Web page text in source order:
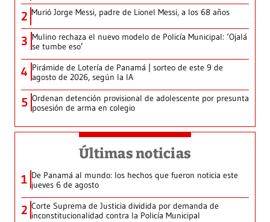
2 Murió Jorge Messi, padre de Lionel Messi, a los 68 años
3 Mulino rechaza el nuevo modelo de Policía Municipal: ‘Ojalá
se tumbe eso’
4 Pirámide de Lotería de Panamá | sorteo de este 9 de
agosto de 2026, según la IA
5 Ordenan detención provisional de adolescente por presunta
posesión de arma en colegio
Últimas noticias
1 De Panamá al mundo: los hechos que fueron noticia este
jueves 6 de agosto
2 Corte Suprema de Justicia dividida por demanda de
inconstitucionalidad contra la Policía Municipal